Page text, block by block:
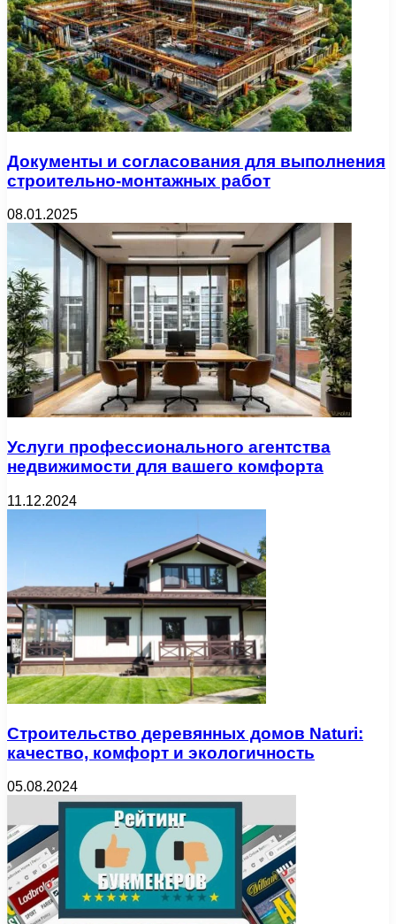
Документы и согласования для выполнения
строительно-монтажных работ
08.01.2025
Услуги профессионального агентства
недвижимости для вашего комфорта
11.12.2024
Строительство деревянных домов Naturi:
качество, комфорт и экологичность
05.08.2024